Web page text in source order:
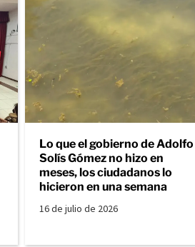
Lo que el gobierno de Adolfo
Solís Gómez no hizo en
meses, los ciudadanos lo
hicieron en una semana
16 de julio de 2026